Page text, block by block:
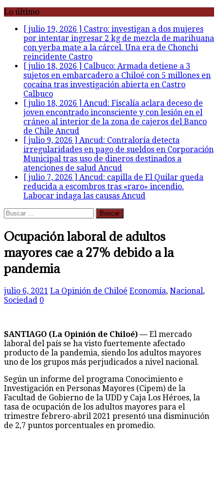
Lo último
[ julio 19, 2026 ] Castro: investigan a dos mujeres
por intentar ingresar 2 kg de mezcla de marihuana
con yerba mate a la cárcel. Una era de Chonchi
reincidente Castro
[ julio 18, 2026 ] Calbuco: Armada detiene a 3
sujetos en embarcadero a Chiloé con 5 millones en
cocaína tras investigación abierta en Castro
Calbuco
[ julio 18, 2026 ] Ancud: Fiscalía aclara deceso de
joven encontrado inconsciente y con lesión en el
cráneo al interior de la zona de cajeros del Banco
de Chile Ancud
[ julio 9, 2026 ] Ancud: Contraloría detecta
irregularidades en pago de sueldos en Corporación
Municipal tras uso de dineros destinados a
atenciones de salud Ancud
[ julio 7, 2026 ] Ancud: capilla de El Quilar queda
reducida a escombros tras «raro» incendio.
Labocar indaga las causas Ancud
Buscar:
Ocupación laboral de adultos
mayores cae a 27% debido a la
pandemia
julio 6, 2021 La Opinión de Chiloé Economía, Nacional,
Sociedad 0
SANTIAGO (La Opinión de Chiloé) — El mercado
laboral del país se ha visto fuertemente afectado
producto de la pandemia, siendo los adultos mayores
uno de los grupos más perjudicados a nivel nacional.
Según un informe del programa Conocimiento e
Investigación en Personas Mayores (Cipem) de la
Facultad de Gobierno de la UDD y Caja Los Héroes, la
tasa de ocupación de los adultos mayores para el
trimestre febrero-abril 2021 presentó una disminución
de 2,7 puntos porcentuales en promedio.